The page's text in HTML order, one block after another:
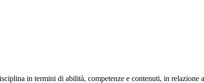
in termini di abilità, competenze e contenuti, in relazione